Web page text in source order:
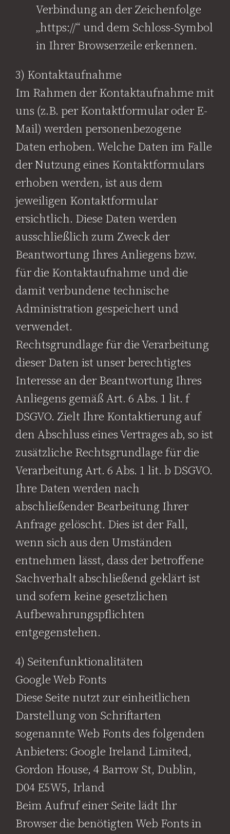
Verbindung an der Zeichenfolge
„https://“ und dem Schloss-Symbol
in Ihrer Browserzeile erkennen.
3) Kontaktaufnahme
Im Rahmen der Kontaktaufnahme mit
uns (z.B. per Kontaktformular oder E-
Mail) werden personenbezogene
Daten erhoben. Welche Daten im Falle
der Nutzung eines Kontaktformulars
erhoben werden, ist aus dem
jeweiligen Kontaktformular
ersichtlich. Diese Daten werden
ausschließlich zum Zweck der
Beantwortung Ihres Anliegens bzw.
für die Kontaktaufnahme und die
damit verbundene technische
Administration gespeichert und
verwendet.
Rechtsgrundlage für die Verarbeitung
dieser Daten ist unser berechtigtes
Interesse an der Beantwortung Ihres
Anliegens gemäß Art. 6 Abs. 1 lit. f
DSGVO. Zielt Ihre Kontaktierung auf
den Abschluss eines Vertrages ab, so ist
zusätzliche Rechtsgrundlage für die
Verarbeitung Art. 6 Abs. 1 lit. b DSGVO.
Ihre Daten werden nach
abschließender Bearbeitung Ihrer
Anfrage gelöscht. Dies ist der Fall,
wenn sich aus den Umständen
entnehmen lässt, dass der betroffene
Sachverhalt abschließend geklärt ist
und sofern keine gesetzlichen
Aufbewahrungspflichten
entgegenstehen.
4) Seitenfunktionalitäten
Google Web Fonts
Diese Seite nutzt zur einheitlichen
Darstellung von Schriftarten
sogenannte Web Fonts des folgenden
Anbieters: Google Ireland Limited,
Gordon House, 4 Barrow St, Dublin,
D04 E5W5, Irland
Beim Aufruf einer Seite lädt Ihr
Browser die benötigten Web Fonts in